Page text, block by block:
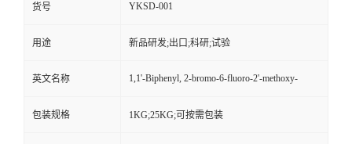
货号 YKSD-001
用途 新品研发;出口;科研;试验
英文名称 1,1'-Biphenyl, 2-bromo-6-fluoro-2'-methoxy-
包装规格 1KG;25KG;可按需包装